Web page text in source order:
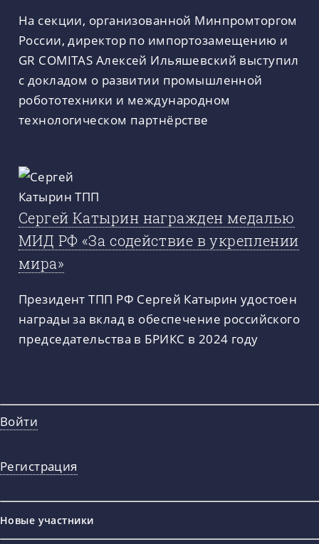
На секции, организованной Минпромторгом
России, директор по импортозамещению и
GR COMITAS Алексей Ильяшевский выступил
с докладом о развитии промышленной
робототехники и международном
технологическом партнёрстве
Сергей Катырин награжден медалью
МИД РФ «За содействие в укреплении
мира»
Президент ТПП РФ Сергей Катырин удостоен
награды за вклад в обеспечение российского
председательства в БРИКС в 2024 году
Войти
Регистрация
Новые участники